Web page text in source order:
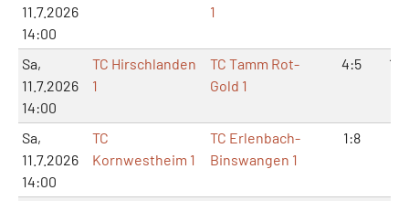
11.7.2026
14:00
1
Sa,
11.7.2026
14:00
TC Hirschlanden
1
TC Tamm Rot-
Gold 1
4:5
Sa,
11.7.2026
14:00
TC
Kornwestheim 1
TC Erlenbach-
Binswangen 1
1:8